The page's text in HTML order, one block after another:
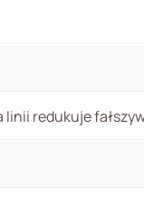
redukuje